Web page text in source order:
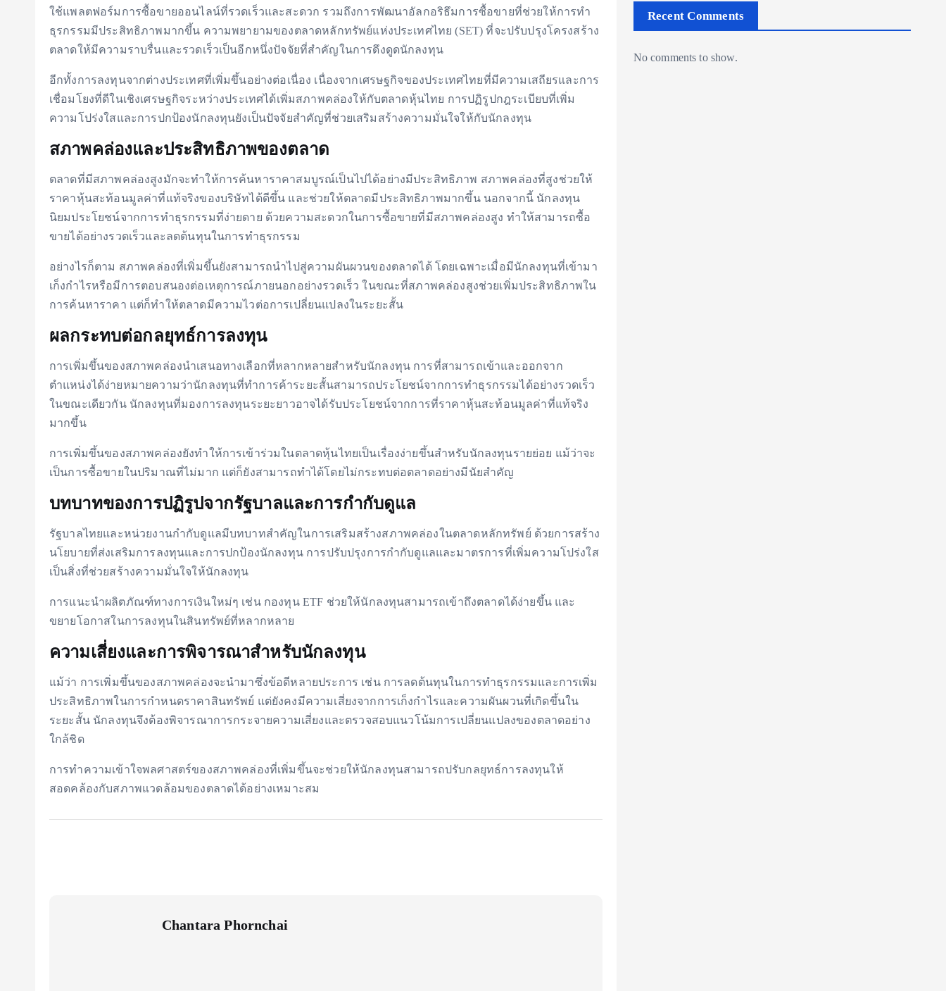
ใช้แพลตฟอร์มการซื้อขายออนไลน์ที่รวดเร็วและสะดวก รวมถึงการพัฒนาอัลกอริธึมการซื้อขายที่ช่วยให้การทำ
ธุรกรรมมีประสิทธิภาพมากขึ้น ความพยายามของตลาดหลักทรัพย์แห่งประเทศไทย (SET) ที่จะปรับปรุงโครงสร้าง
ตลาดให้มีความราบรื่นและรวดเร็วเป็นอีกหนึ่งปัจจัยที่สำคัญในการดึงดูดนักลงทุน
อีกทั้งการลงทุนจากต่างประเทศที่เพิ่มขึ้นอย่างต่อเนื่อง เนื่องจากเศรษฐกิจของประเทศไทยที่มีความเสถียรและการ
เชื่อมโยงที่ดีในเชิงเศรษฐกิจระหว่างประเทศได้เพิ่มสภาพคล่องให้กับตลาดหุ้นไทย การปฏิรูปกฎระเบียบที่เพิ่ม
ความโปร่งใสและการปกป้องนักลงทุนยังเป็นปัจจัยสำคัญที่ช่วยเสริมสร้างความมั่นใจให้กับนักลงทุน
สภาพคล่องและประสิทธิภาพของตลาด
ตลาดที่มีสภาพคล่องสูงมักจะทำให้การค้นหาราคาสมบูรณ์เป็นไปได้อย่างมีประสิทธิภาพ สภาพคล่องที่สูงช่วยให้
ราคาหุ้นสะท้อนมูลค่าที่แท้จริงของบริษัทได้ดีขึ้น และช่วยให้ตลาดมีประสิทธิภาพมากขึ้น นอกจากนี้ นักลงทุน
นิยมประโยชน์จากการทำธุรกรรมที่ง่ายดาย ด้วยความสะดวกในการซื้อขายที่มีสภาพคล่องสูง ทำให้สามารถซื้อ
ขายได้อย่างรวดเร็วและลดต้นทุนในการทำธุรกรรม
อย่างไรก็ตาม สภาพคล่องที่เพิ่มขึ้นยังสามารถนำไปสู่ความผันผวนของตลาดได้ โดยเฉพาะเมื่อมีนักลงทุนที่เข้ามา
เก็งกำไรหรือมีการตอบสนองต่อเหตุการณ์ภายนอกอย่างรวดเร็ว ในขณะที่สภาพคล่องสูงช่วยเพิ่มประสิทธิภาพใน
การค้นหาราคา แต่ก็ทำให้ตลาดมีความไวต่อการเปลี่ยนแปลงในระยะสั้น
ผลกระทบต่อกลยุทธ์การลงทุน
การเพิ่มขึ้นของสภาพคล่องนำเสนอทางเลือกที่หลากหลายสำหรับนักลงทุน การที่สามารถเข้าและออกจาก
ตำแหน่งได้ง่ายหมายความว่านักลงทุนที่ทำการค้าระยะสั้นสามารถประโยชน์จากการทำธุรกรรมได้อย่างรวดเร็ว
ในขณะเดียวกัน นักลงทุนที่มองการลงทุนระยะยาวอาจได้รับประโยชน์จากการที่ราคาหุ้นสะท้อนมูลค่าที่แท้จริง
มากขึ้น
การเพิ่มขึ้นของสภาพคล่องยังทำให้การเข้าร่วมในตลาดหุ้นไทยเป็นเรื่องง่ายขึ้นสำหรับนักลงทุนรายย่อย แม้ว่าจะ
เป็นการซื้อขายในปริมาณที่ไม่มาก แต่ก็ยังสามารถทำได้โดยไม่กระทบต่อตลาดอย่างมีนัยสำคัญ
บทบาทของการปฏิรูปจากรัฐบาลและการกำกับดูแล
รัฐบาลไทยและหน่วยงานกำกับดูแลมีบทบาทสำคัญในการเสริมสร้างสภาพคล่องในตลาดหลักทรัพย์ ด้วยการสร้าง
นโยบายที่ส่งเสริมการลงทุนและการปกป้องนักลงทุน การปรับปรุงการกำกับดูแลและมาตรการที่เพิ่มความโปร่งใส
เป็นสิ่งที่ช่วยสร้างความมั่นใจให้นักลงทุน
การแนะนำผลิตภัณฑ์ทางการเงินใหม่ๆ เช่น กองทุน ETF ช่วยให้นักลงทุนสามารถเข้าถึงตลาดได้ง่ายขึ้น และ
ขยายโอกาสในการลงทุนในสินทรัพย์ที่หลากหลาย
ความเสี่ยงและการพิจารณาสำหรับนักลงทุน
แม้ว่า การเพิ่มขึ้นของสภาพคล่องจะนำมาซึ่งข้อดีหลายประการ เช่น การลดต้นทุนในการทำธุรกรรมและการเพิ่ม
ประสิทธิภาพในการกำหนดราคาสินทรัพย์ แต่ยังคงมีความเสี่ยงจากการเก็งกำไรและความผันผวนที่เกิดขึ้นใน
ระยะสั้น นักลงทุนจึงต้องพิจารณาการกระจายความเสี่ยงและตรวจสอบแนวโน้มการเปลี่ยนแปลงของตลาดอย่าง
ใกล้ชิด
การทำความเข้าใจพลศาสตร์ของสภาพคล่องที่เพิ่มขึ้นจะช่วยให้นักลงทุนสามารถปรับกลยุทธ์การลงทุนให้
สอดคล้องกับสภาพแวดล้อมของตลาดได้อย่างเหมาะสม
Chantara Phornchai
Recent Comments
No comments to show.